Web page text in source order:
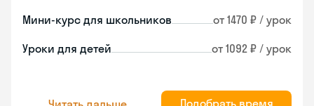
Мини-курс для школьников от 1470 ₽ / урок
Уроки для детей от 1092 ₽ / урок
Подобрать время